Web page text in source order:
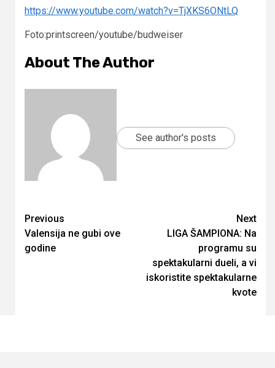
https://www.youtube.com/watch?v=TjXKS6ONtLQ
Foto:printscreen/youtube/budweiser
About The Author
See author's posts
Continue
Reading
Previous
Valensija ne gubi ove
godine
Next
LIGA ŠAMPIONA: Na
programu su
spektakularni dueli, a vi
iskoristite spektakularne
kvote